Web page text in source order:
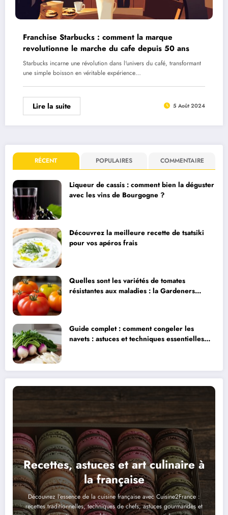
Franchise Starbucks : comment la marque
revolutionne le marche du cafe depuis 50 ans
Starbucks incarne une révolution dans l'univers du café, transformant
une simple boisson en véritable expérience…
Lire la suite 5 Août 2024
RÉCENT POPULAIRES COMMENTAIRE
Liqueur de cassis : comment bien la déguster
avec les vins de Bourgogne ?
Découvrez la meilleure recette de tsatsiki
pour vos apéros frais
Quelles sont les variétés de tomates
résistantes aux maladies : la Gardeners
Guide complet : comment congeler les
navets : astuces et techniques essentielles
Recettes, astuces et art culinaire à
la française
Découvrez l’essence de la cuisine française avec Cuisine2France :
recettes traditionnelles, techniques de chefs, astuces gourmandes et